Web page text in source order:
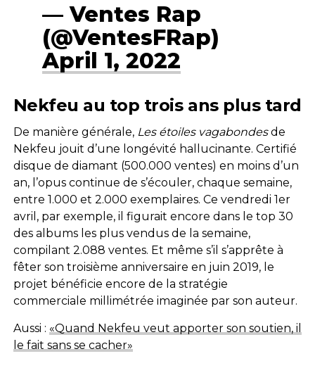
— Ventes Rap
(@VentesFRap)
April 1, 2022
Nekfeu au top trois ans plus tard
De manière générale, Les étoiles vagabondesde
Nekfeu jouit d’une longévité hallucinante. Certifié
disque de diamant (500.000 ventes) en moins d’un
an, l’opus continue de s’écouler, chaque semaine,
entre 1.000 et 2.000 exemplaires. Ce vendredi 1er
avril, par exemple, il figurait encore dans le top 30
des albums les plus vendus de la semaine,
compilant 2.088 ventes. Et même s’il s’apprête à
fêter son troisième anniversaire en juin 2019, le
projet bénéficie encore de la stratégie
commerciale millimétrée imaginée par son auteur.
Aussi : «Quand Nekfeu veut apporter son soutien, il
le fait sans se cacher»